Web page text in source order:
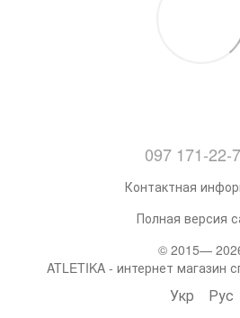
097 171-22-
Контактная
Полная версия
© 2015—
ATLETIKA - интернет магазин
Укр Рус